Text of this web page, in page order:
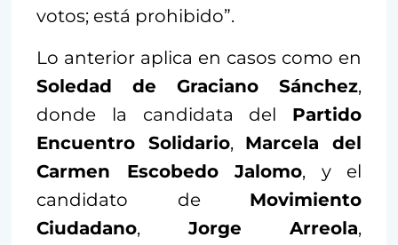
votos; está prohibido”.
Lo anterior aplica en casos como en
Soledad de Graciano Sánchez,
donde la candidata del Partido
Encuentro Solidario, Marcela del
Carmen Escobedo Jalomo, y el
candidato de Movimiento
Ciudadano,Jorge Arreola,